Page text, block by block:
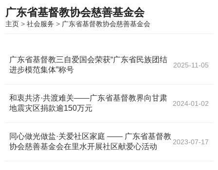
广东省基督教协会慈善基金会
主页 >社会服务 > 广东省基督教协会慈善基金会
广东省基督教三自爱国会荣获“广东省民族团结
进步模范集体”称号
2025-11-05
和衷共济·共渡难关——广东省基督教界向甘肃
地震灾区捐款逾150万元
2024-01-02
同心做光做盐·关爱社区家庭 —— 广东省基督教
协会慈善基金会在里水开展社区献爱心活动
2023-07-17